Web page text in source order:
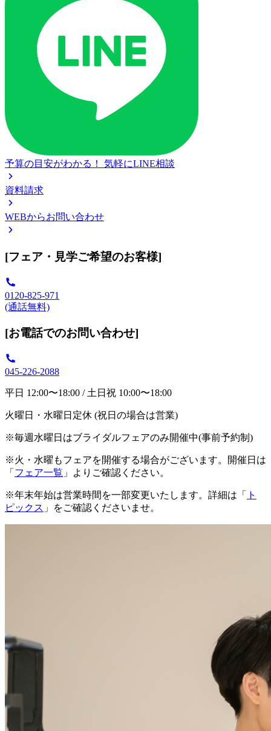
予算の目安がわかる！ 気軽にLINE相談
資料請求
WEBからお問い合わせ
[フェア・見学ご希望のお客様]
0120-825-971
(通話無料)
[お電話でのお問い合わせ]
045-226-2088
平日 12:00〜18:00 / 土日祝 10:00〜18:00
火曜日・水曜日定休 (祝日の場合は営業)
※毎週水曜日はブライダルフェアのみ開催中(事前予約制)
※火・水曜もフェアを開催する場合がございます。開催日は
「 フェア一覧 」よりご確認ください。
※年末年始は営業時間を一部変更いたします。詳細は「
ト
ピックス 」をご確認くださいませ。